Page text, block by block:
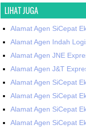
LIHAT JUGA
Alamat Agen SiCepat
Alamat Agen Indah
Alamat Agen JNE
Alamat Agen J&T
Alamat Agen SiCepat
Alamat Agen SiCepat
Alamat Agen SiCepat
Alamat Agen SiCepat